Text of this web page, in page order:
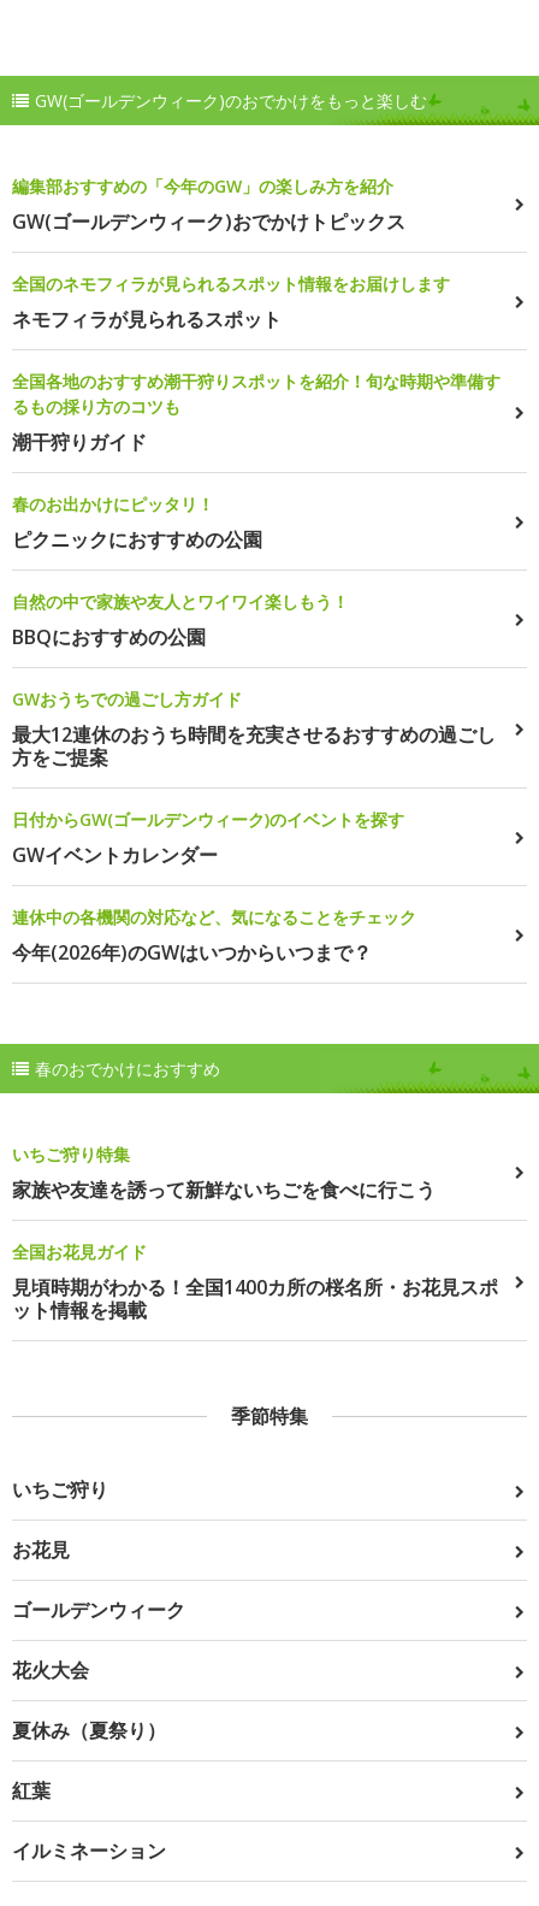
GW(ゴールデンウィーク)のおでかけをもっと楽しむ
編集部おすすめの「今年のGW」の楽しみ方を紹介
GW(ゴールデンウィーク)おでかけトピックス
全国のネモフィラが見られるスポット情報をお届けします
ネモフィラが見られるスポット
全国各地のおすすめ潮干狩りスポットを紹介！旬な時期や準備す
るもの採り方のコツも
潮干狩りガイド
春のお出かけにピッタリ！
ピクニックにおすすめの公園
自然の中で家族や友人とワイワイ楽しもう！
BBQにおすすめの公園
GWおうちでの過ごし方ガイド
最大12連休のおうち時間を充実させるおすすめの過ごし
方をご提案
日付からGW(ゴールデンウィーク)のイベントを探す
GWイベントカレンダー
連休中の各機関の対応など、気になることをチェック
今年(2026年)のGWはいつからいつまで？
春のおでかけにおすすめ
いちご狩り特集
家族や友達を誘って新鮮ないちごを食べに行こう
全国お花見ガイド
見頃時期がわかる！全国1400カ所の桜名所・お花見スポ
ット情報を掲載
季節特集
いちご狩り
お花見
ゴールデンウィーク
花火大会
夏休み（夏祭り）
紅葉
イルミネーション